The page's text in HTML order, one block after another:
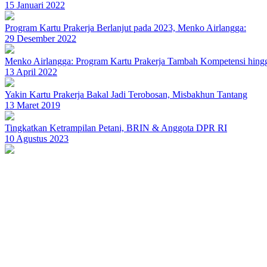
15 Januari 2022
Program Kartu Prakerja Berlanjut pada 2023, Menko Airlangga:
29 Desember 2022
Menko Airlangga: Program Kartu Prakerja Tambah Kompetensi
13 April 2022
Yakin Kartu Prakerja Bakal Jadi Terobosan, Misbakhun Tantang
13 Maret 2019
Tingkatkan Ketrampilan Petani, BRIN & Anggota DPR RI
10 Agustus 2023